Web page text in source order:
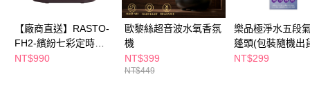
易，需依本服務之必要範圍內提供個人資料，並將交易相關給付款項請求債
權轉讓予恩沛科技股份有限公司。
２．關於個人資料處理事宜，請瀏覽以下網址：
https://aftee.tw/terms/#terms3
３．未成年的使用者請事先徵得法定代理人或監護人之同意方可使用
「AFTEE先享後付」，若未經同意申辦者引起之損失，本公司不負相關責
【廠商直送】RASTO-
FH2-繽紛七彩定時香
氛水氧機
NT$990
歐黎絲超音波水氧香氛
機
NT$399
NT$449
樂品極淨水五段
蓬頭(包裝隨機出
NT$299